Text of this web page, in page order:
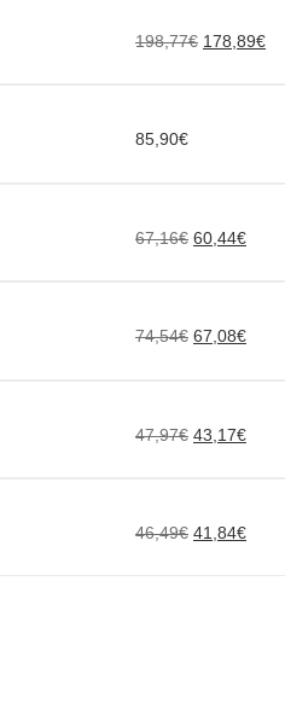
198,77€ 178,89€
85,90€
67,16€ 60,44€
74,54€ 67,08€
47,97€ 43,17€
46,49€ 41,84€